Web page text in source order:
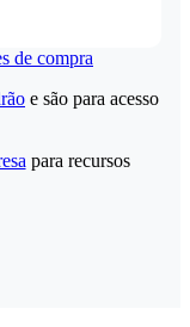
de compra
e são para acesso
para recursos